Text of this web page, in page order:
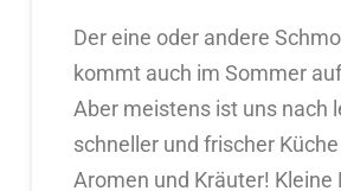
Der eine oder andere
kommt auch im Sommer
Aber meistens ist uns nach
schneller und frischer
Aromen und Kräuter! Kleine